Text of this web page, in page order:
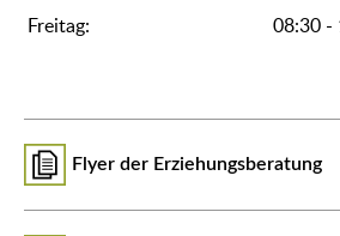
Freitag: 08:30 -
Flyer der Erziehungsberatung